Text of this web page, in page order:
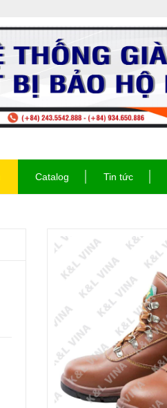
Catalog Tin tức